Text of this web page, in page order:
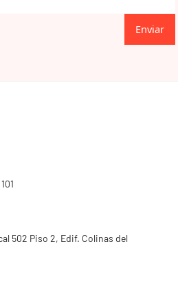
Enviar
502 Piso 2, Edif. Colinas del